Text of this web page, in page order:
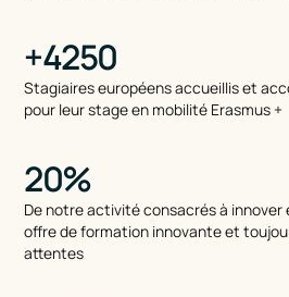
+4250
Stagiaires européens accueillis et
pour leur stage en mobilité Erasmus +
20%
De notre activité consacrés à
offre de formation innovante et
attentes